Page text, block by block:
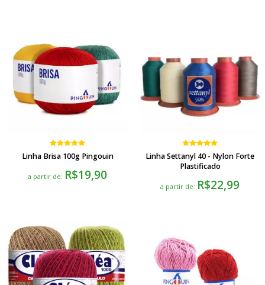
Linha Brisa 100g Pingouin
a partir de: R$19,90
Linha Settanyl 40 - Nylon Forte
Plastificado
a partir de: R$22,99